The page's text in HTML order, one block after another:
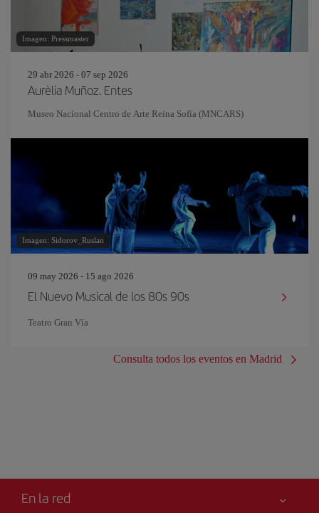
Imagen: Pressmaster
29 abr 2026 - 07 sep 2026
Aurèlia Muñoz. Entes
Museo Nacional Centro de Arte Reina Sofía (MNCARS)
Imagen: Sidorov_Ruslan
09 may 2026 - 15 ago 2026
El Nuevo Musical de los 80s 90s
Teatro Gran Vía
Consulta todos los eventos en Madrid
En la red